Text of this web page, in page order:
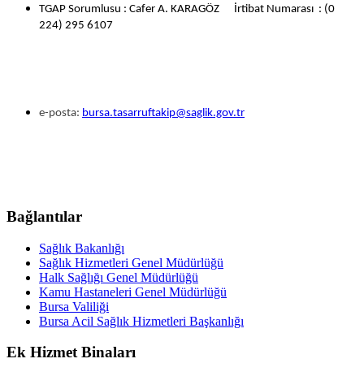
TGAP Sorumlusu : Cafer A. KARAGÖZ İrtibat Numarası : (0
224) 295 6107
e-posta: bursa.tasarruftakip@saglik.gov.tr
Bağlantılar
Sağlık Bakanlığı
Sağlık Hizmetleri Genel Müdürlüğü
Halk Sağlığı Genel Müdürlüğü
Kamu Hastaneleri Genel Müdürlüğü
Bursa Valiliği
Bursa Acil Sağlık Hizmetleri Başkanlığı
Ek Hizmet Binaları